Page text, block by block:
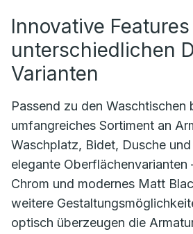
Innovative
unterschiedlichen
Varianten
Passend zu den Waschtischen
umfangreiches Sortiment an
Waschplatz, Bidet, Dusche
elegante Oberflächenvarianten
Chrom und modernes Matt
weitere
optisch überzeugen die